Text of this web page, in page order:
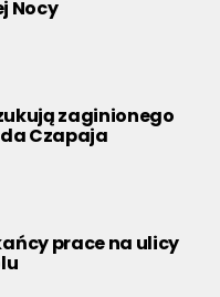
Nocy
zaginionego
Czapaja
prace na ulicy